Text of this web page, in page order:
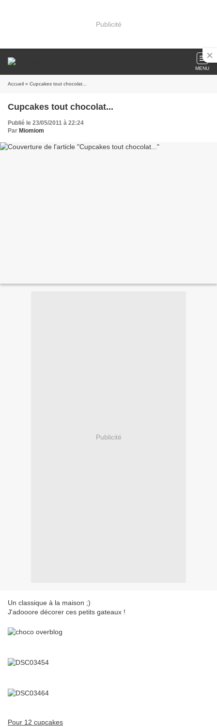
Publicité
MENU
Accueil » Cupcakes tout chocolat...
Cupcakes tout chocolat...
Publié le 23/05/2011 à 22:24
Par Miomiom
Publicité
Un classique à la maison ;)
J'adooore décorer ces petits gateaux !
Pour 12 cupcakes